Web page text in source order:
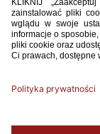
Trener reprezentacji
zawodników
finałowego
października. W jego
października, 16:00,
Inowrocław) oraz